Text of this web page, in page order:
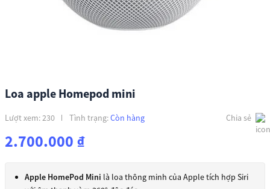
Loa apple Homepod mini
Lượt xem: 230 Tình trạng:Còn hàng Chia sẻ
2.700.000 ₫
Apple HomePod Mini là loa thông minh của Apple tích hợp Siri